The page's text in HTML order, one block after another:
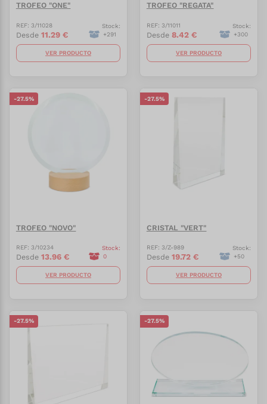
TROFEO "ONE"
REF: 3/11028
Desde 11.29 €
Stock:
+291
VER PRODUCTO
TROFEO "REGATA"
REF: 3/11011
Desde 8.42 €
Stock:
+300
VER PRODUCTO
-27.5%
TROFEO "NOVO"
REF: 3/10234
Desde 13.96 €
Stock:
0
VER PRODUCTO
-27.5%
CRISTAL "VERT"
REF: 3/Z-989
Desde 19.72 €
Stock:
+50
VER PRODUCTO
-27.5% -27.5%